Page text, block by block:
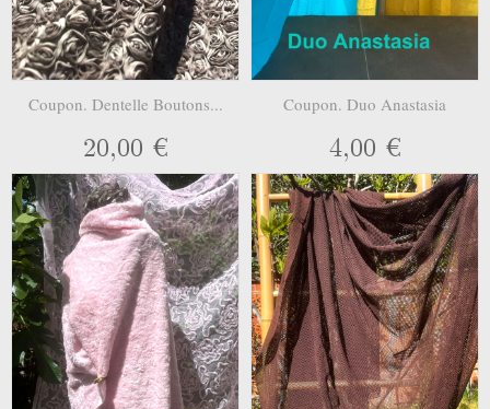
Coupon. Dentelle Boutons...
20,00 €
Coupon. Duo Anastasia
4,00 €